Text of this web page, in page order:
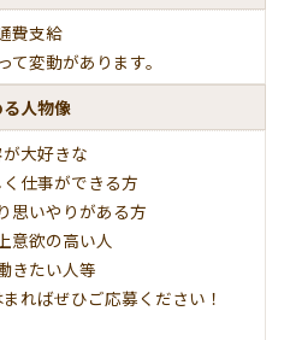
費支給
変動があります。
人物像
大好きな
仕事ができる方
思いやりがある方
意欲の高い人
きたい人等
ればぜひご応募ください！